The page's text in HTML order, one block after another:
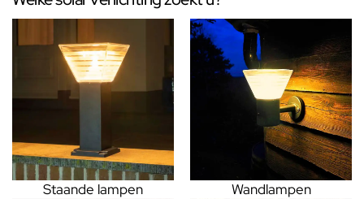
Staande lampen Wandlampen